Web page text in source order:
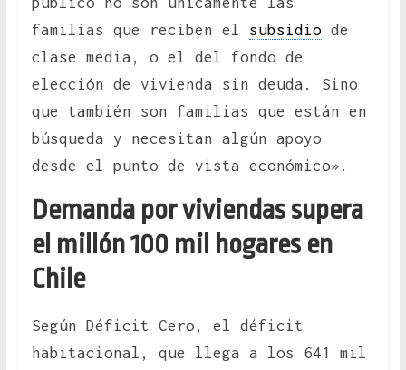
familias que reciben el subsidiode
clase media, o el del fondo de
elección de vivienda sin deuda. Sino
que también son familias que están en
búsqueda y necesitan algún apoyo
desde el punto de vista económico».
Demanda por viviendas supera
el millón 100 mil hogares en
Chile
Según Déficit Cero, el déficit
habitacional, que llega a los 641 mil